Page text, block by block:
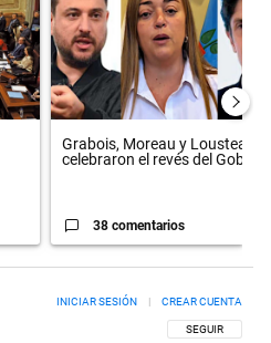
Grabois, Moreau y Lousteau
celebraron el revés del Gobi...
38 comentarios
SIGA ESTA
SEGUIR
INICIAR SESIÓN | CREAR CUENTA